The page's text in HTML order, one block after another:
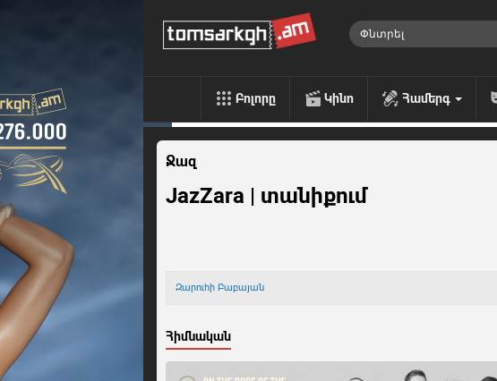
Բոլորը Կինո Համերգ
Ջազ
JazZara | տանիքում
Զարուհի Բաբայան
Հիմնական